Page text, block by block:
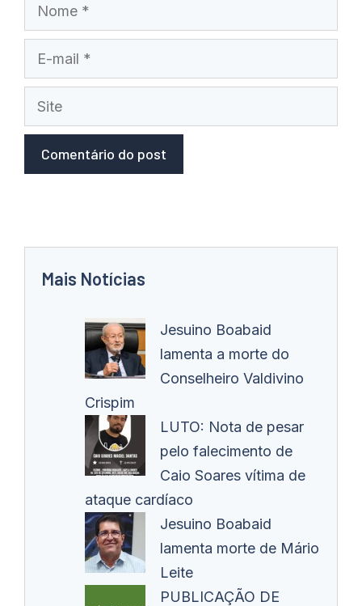
mail
Site
Mais Notícias
Jesuino Boabaid
lamenta a morte do
Conselheiro Valdivino
Crispim
LUTO: Nota de pesar
pelo falecimento de
Caio Soares vítima de
ataque cardíaco
Jesuino Boabaid
lamenta morte de Mário
Leite
PUBLICAÇÃO DE